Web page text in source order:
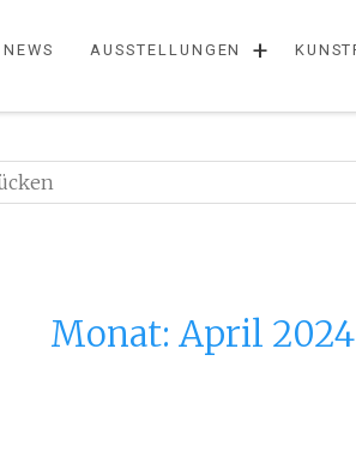
NEWS AUSSTELLUNGEN +
Monat:April 2024